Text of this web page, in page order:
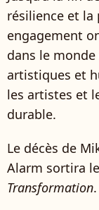
résilience et la
engagement
dans le
artistiques et
les artistes et
durable.
Le décès de
Alarm sortira
Transformation.